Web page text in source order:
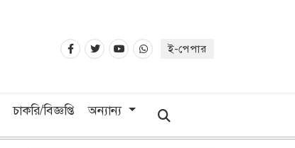
ই-পেপার
চাকরি/বিজ্ঞপ্তি অন্যান্য